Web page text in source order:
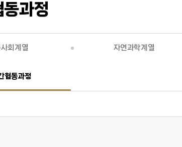
과정
회계열 자연과학계열
협동과정